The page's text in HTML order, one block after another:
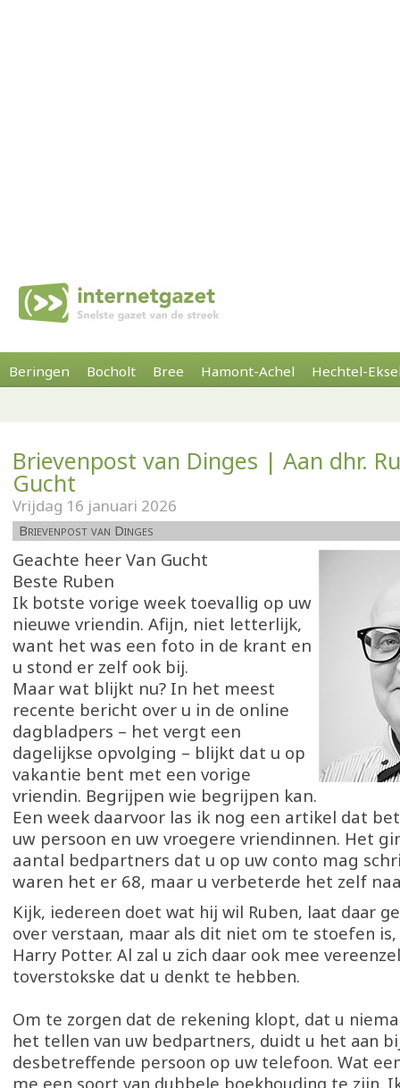
Beringen Bocholt Bree Hamont-Achel Hechtel-
Brievenpost van Dinges | Aan dhr.
Gucht
Vrijdag 16 januari 2026
Brievenpost van Dinges
Geachte heer Van Gucht
Beste Ruben
Ik botste vorige week toevallig op uw
nieuwe vriendin. Afijn, niet letterlijk,
want het was een foto in de krant en
u stond er zelf ook bij.
Maar wat blijkt nu? In het meest
recente bericht over u in de online
dagbladpers – het vergt een
dagelijkse opvolging – blijkt dat u op
vakantie bent met een vorige
vriendin. Begrijpen wie begrijpen kan.
Een week daarvoor las ik nog een artikel dat
uw persoon en uw vroegere vriendinnen. Het
aantal bedpartners dat u op uw conto mag
waren het er 68, maar u verbeterde het zelf
Kijk, iedereen doet wat hij wil Ruben, laat daar
over verstaan, maar als dit niet om te stoefen
Harry Potter. Al zal u zich daar ook mee
toverstokske dat u denkt te hebben.
Om te zorgen dat de rekening klopt, dat u
het tellen van uw bedpartners, duidt u het aan
desbetreffende persoon op uw telefoon. Wat
me een soort van dubbele boekhouding te zijn.